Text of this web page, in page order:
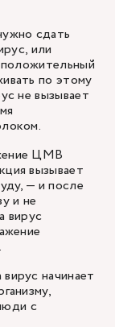
сдать
или
по этому
не вызывает
ЦМВ
вызывает
— и после
и не
вирус
начинает
с